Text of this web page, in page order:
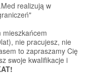
realizują w
mieszkańcem
nie pracujesz, nie
to zapraszamy Cię
swoje kwalifikacje i